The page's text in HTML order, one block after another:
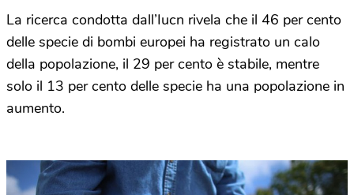
La ricerca condotta dall’Iucn rivela che il 46 per cento
delle specie di bombi europei ha registrato un calo
della popolazione, il 29 per cento è stabile, mentre
solo il 13 per cento delle specie ha una popolazione in
aumento.